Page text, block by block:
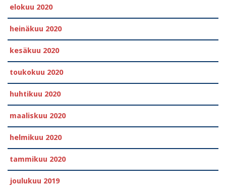
elokuu 2020
heinäkuu 2020
kesäkuu 2020
toukokuu 2020
huhtikuu 2020
maaliskuu 2020
helmikuu 2020
tammikuu 2020
joulukuu 2019